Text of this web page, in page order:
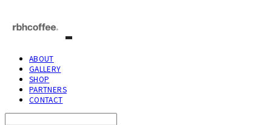
ABOUT
GALLERY
SHOP
PARTNERS
CONTACT